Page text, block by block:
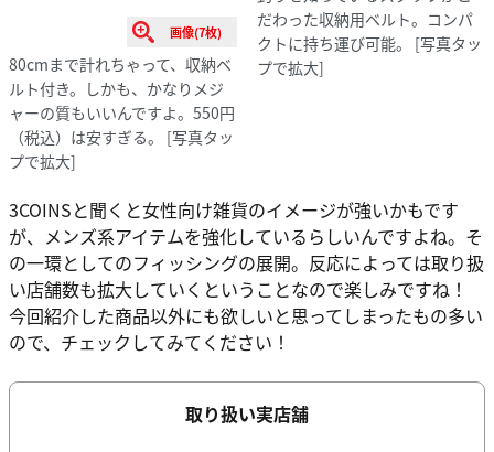
画像(7枚)
80cmまで計れちゃって、収納ベ
ルト付き。しかも、かなりメジ
ャーの質もいいんですよ。550円
（税込）は安すぎる。
[写真タッ
プで拡大]
だわった収納用ベルト。コンパ
クトに持ち運び可能。
[写真タッ
プで拡大]
3COINSと聞くと女性向け雑貨のイメージが強いかもです
が、メンズ系アイテムを強化しているらしいんですよね。そ
の一環としてのフィッシングの展開。反応によっては取り扱
い店舗数も拡大していくということなので楽しみですね！
今回紹介した商品以外にも欲しいと思ってしまったもの多い
ので、チェックしてみてください！
取り扱い実店舗